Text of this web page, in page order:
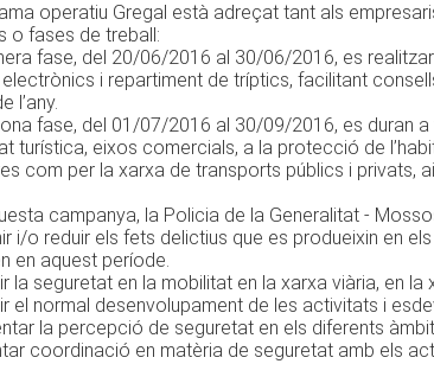
operatiu Gregal està adreçat tant als
o fases de treball:
fase, del 20/06/2016 al 30/06/2016, es
i repartiment de tríptics, facilitant
l’any.
fase, del 01/07/2016 al 30/09/2016, es duran
turística, eixos comercials, a la protecció de
com per la xarxa de transports públics i privats,
campanya, la Policia de la Generalitat -
i/o reduir els fets delictius que es produeixin en
en aquest període.
la seguretat en la mobilitat en la xarxa viària, en
el normal desenvolupament de les activitats i
la percepció de seguretat en els diferents
coordinació en matèria de seguretat amb els